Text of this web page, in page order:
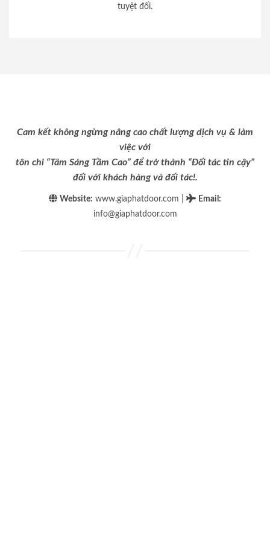
tuyệt đối.
Cam kết không ngừng nâng cao chất lượng dịch vụ & làm
việc với
tôn chỉ “Tâm Sáng Tầm Cao” để trở thành “Đối tác tin cậy”
đối với khách hàng và đối tác!.
Website: www.giaphatdoor.com Email :
info@giaphatdoor.com